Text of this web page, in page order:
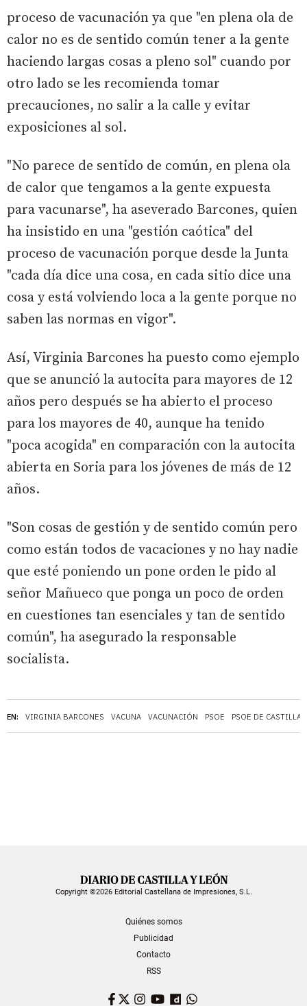
EN: VIRGINIA BARCONES VACUNA VACUNACIÓN PSOE PSOE DE CASTILLA
proceso de vacunación ya que "en plena ola de
calor no es de sentido común tener a la gente
haciendo largas cosas a pleno sol" cuando por
otro lado se les recomienda tomar
precauciones, no salir a la calle y evitar
exposiciones al sol.
"No parece de sentido de común, en plena ola
de calor que tengamos a la gente expuesta
para vacunarse", ha aseverado Barcones, quien
ha insistido en una "gestión caótica" del
proceso de vacunación porque desde la Junta
"cada día dice una cosa, en cada sitio dice una
cosa y está volviendo loca a la gente porque no
saben las normas en vigor".
Así, Virginia Barcones ha puesto como ejemplo
que se anunció la autocita para mayores de 12
años pero después se ha abierto el proceso
para los mayores de 40, aunque ha tenido
"poca acogida" en comparación con la autocita
abierta en Soria para los jóvenes de más de 12
años.
"Son cosas de gestión y de sentido común pero
como están todos de vacaciones y no hay nadie
que esté poniendo un pone orden le pido al
señor Mañueco que ponga un poco de orden
en cuestiones tan esenciales y tan de sentido
común", ha asegurado la responsable
socialista.
Copyright ©2026 Editorial Castellana de Impresiones, S.L.
Quiénes somos
Publicidad
Contacto
RSS
Facebook
TwitterInstagram
YouTubeDailymotion